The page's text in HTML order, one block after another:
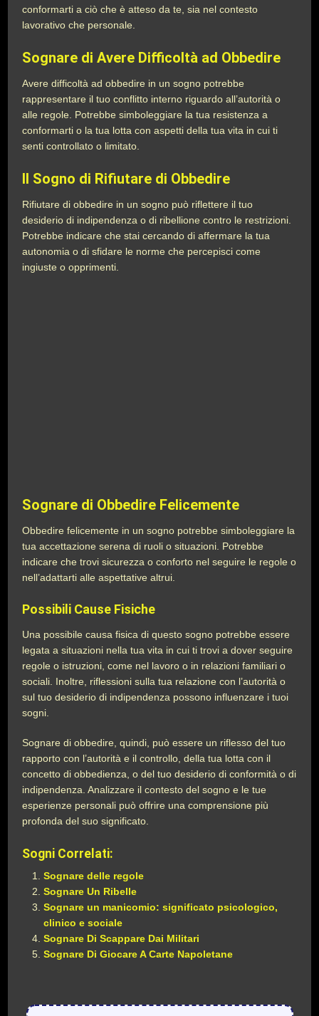
conformarti a ciò che è atteso da te, sia nel contesto
lavorativo che personale.
Sognare di Avere Difficoltà ad Obbedire
Avere difficoltà ad obbedire in un sogno potrebbe
rappresentare il tuo conflitto interno riguardo all’autorità o
alle regole. Potrebbe simboleggiare la tua resistenza a
conformarti o la tua lotta con aspetti della tua vita in cui ti
senti controllato o limitato.
Il Sogno di Rifiutare di Obbedire
Rifiutare di obbedire in un sogno può riflettere il tuo
desiderio di indipendenza o di ribellione contro le restrizioni.
Potrebbe indicare che stai cercando di affermare la tua
autonomia o di sfidare le norme che percepisci come
ingiuste o opprimenti.
Sognare di Obbedire Felicemente
Obbedire felicemente in un sogno potrebbe simboleggiare la
tua accettazione serena di ruoli o situazioni. Potrebbe
indicare che trovi sicurezza o conforto nel seguire le regole o
nell’adattarti alle aspettative altrui.
Possibili Cause Fisiche
Una possibile causa fisica di questo sogno potrebbe essere
legata a situazioni nella tua vita in cui ti trovi a dover seguire
regole o istruzioni, come nel lavoro o in relazioni familiari o
sociali. Inoltre, riflessioni sulla tua relazione con l’autorità o
sul tuo desiderio di indipendenza possono influenzare i tuoi
sogni.
Sognare di obbedire, quindi, può essere un riflesso del tuo
rapporto con l’autorità e il controllo, della tua lotta con il
concetto di obbedienza, o del tuo desiderio di conformità o di
indipendenza. Analizzare il contesto del sogno e le tue
esperienze personali può offrire una comprensione più
profonda del suo significato.
Sogni Correlati:
Sognare delle regole
Sognare Un Ribelle
Sognare un manicomio: significato psicologico,
clinico e sociale
Sognare Di Scappare Dai Militari
Sognare Di Giocare A Carte Napoletane